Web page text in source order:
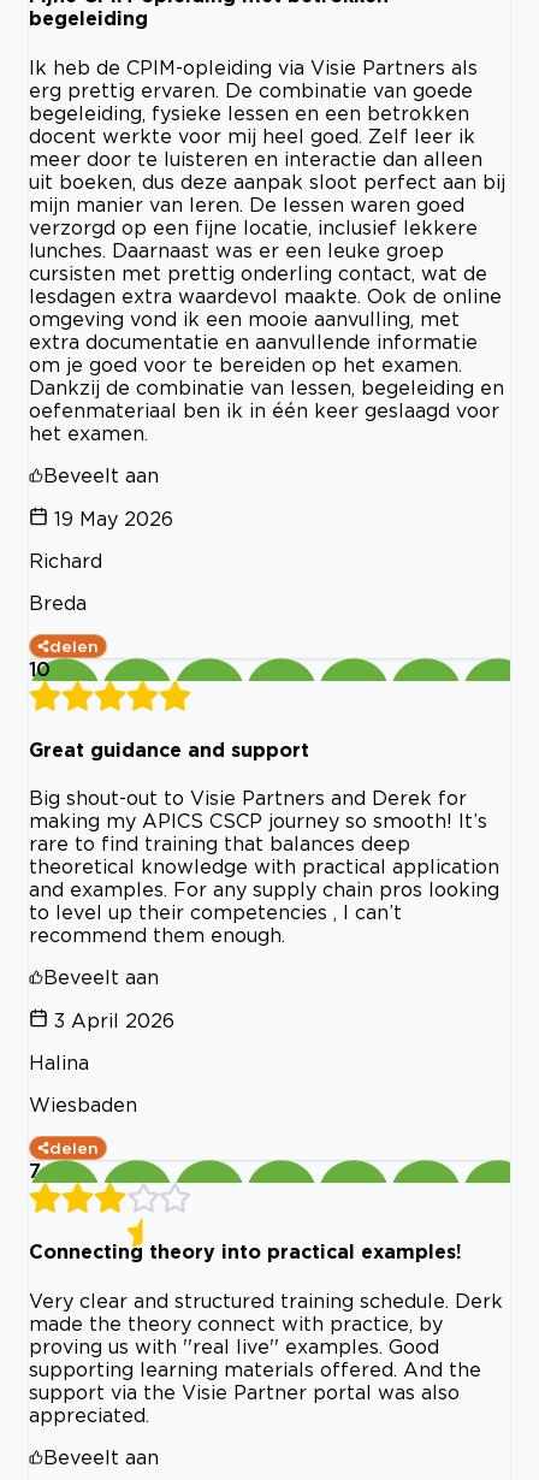
begeleiding
Ik heb de CPIM-opleiding via Visie Partners als
erg prettig ervaren. De combinatie van goede
begeleiding, fysieke lessen en een betrokken
docent werkte voor mij heel goed. Zelf leer ik
meer door te luisteren en interactie dan alleen
uit boeken, dus deze aanpak sloot perfect aan bij
mijn manier van leren. De lessen waren goed
verzorgd op een fijne locatie, inclusief lekkere
lunches. Daarnaast was er een leuke groep
cursisten met prettig onderling contact, wat de
lesdagen extra waardevol maakte. Ook de online
omgeving vond ik een mooie aanvulling, met
extra documentatie en aanvullende informatie
om je goed voor te bereiden op het examen.
Dankzij de combinatie van lessen, begeleiding en
oefenmateriaal ben ik in één keer geslaagd voor
het examen.
Beveelt aan
19 May 2026
Richard
Breda
delen
10
Great guidance and support
Big shout-out to Visie Partners and Derek for
making my APICS CSCP journey so smooth! It’s
rare to find training that balances deep
theoretical knowledge with practical application
and examples. For any supply chain pros looking
to level up their competencies , I can’t
recommend them enough.
Beveelt aan
3 April 2026
Halina
Wiesbaden
delen
7
Connecting theory into practical examples!
Very clear and structured training schedule. Derk
made the theory connect with practice, by
proving us with ''real live'' examples. Good
supporting learning materials offered. And the
support via the Visie Partner portal was also
appreciated.
Beveelt aan